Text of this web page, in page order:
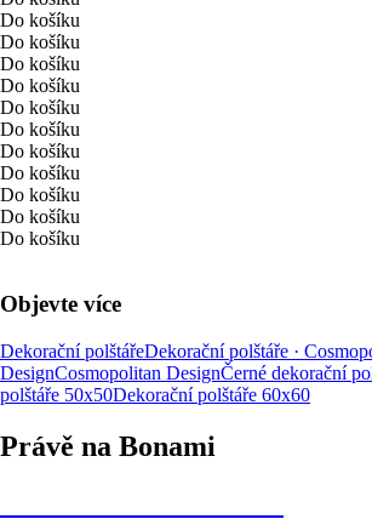
Do košíku
Do košíku
Do košíku
Do košíku
Do košíku
Do košíku
Do košíku
Do košíku
Do košíku
Do košíku
Do košíku
Objevte více
Dekorační polštářeDekorační polštáře ·
DesignCosmopolitan DesignČerné dekorační
polštáře 50x50Dekorační polštáře 60x60
Právě na Bonami